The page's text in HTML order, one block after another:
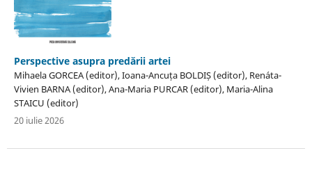
Perspective asupra predării artei
Mihaela GORCEA (editor), Ioana-Ancuța BOLDIȘ (editor), Renáta-
Vivien BARNA (editor), Ana-Maria PURCAR (editor), Maria-Alina
STAICU (editor)
20 iulie 2026